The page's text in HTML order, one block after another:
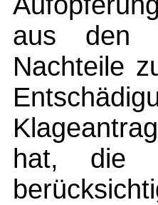
aus den
Nachteile
hat, die